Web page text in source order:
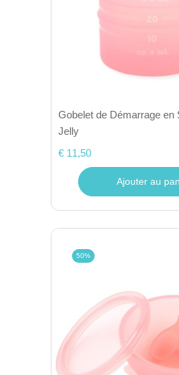
Gobelet de Démarrage en
Jelly
€ 11,50
Ajouter au
50%